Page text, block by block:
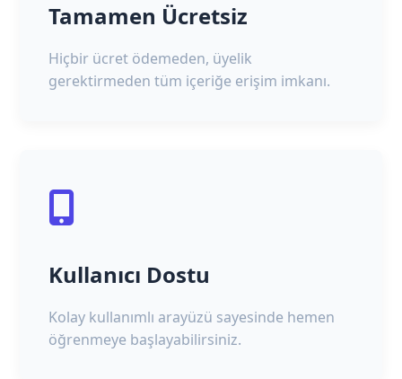
Tamamen Ücretsiz
Hiçbir ücret ödemeden, üyelik
gerektirmeden tüm içeriğe erişim imkanı.
Kullanıcı Dostu
Kolay kullanımlı arayüzü sayesinde hemen
öğrenmeye başlayabilirsiniz.